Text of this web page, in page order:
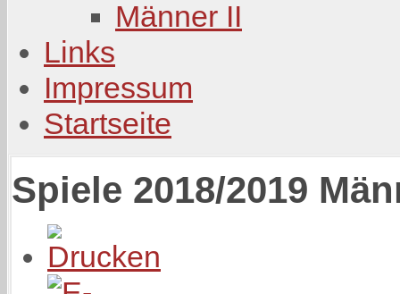
Männer II
Links
Impressum
Startseite
Spiele 2018/2019